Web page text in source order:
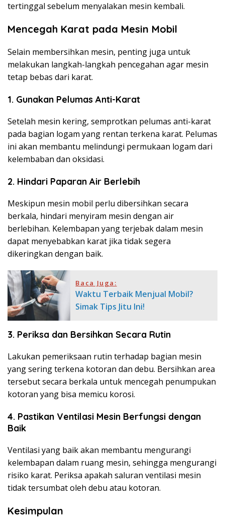
tertinggal sebelum menyalakan mesin kembali.
Mencegah Karat pada Mesin Mobil
Selain membersihkan mesin, penting juga untuk
melakukan langkah-langkah pencegahan agar mesin
tetap bebas dari karat.
1. Gunakan Pelumas Anti-Karat
Setelah mesin kering, semprotkan pelumas anti-karat
pada bagian logam yang rentan terkena karat. Pelumas
ini akan membantu melindungi permukaan logam dari
kelembaban dan oksidasi.
2. Hindari Paparan Air Berlebih
Meskipun mesin mobil perlu dibersihkan secara
berkala, hindari menyiram mesin dengan air
berlebihan. Kelembapan yang terjebak dalam mesin
dapat menyebabkan karat jika tidak segera
dikeringkan dengan baik.
Baca Juga:
Waktu Terbaik Menjual Mobil?
Simak Tips Jitu Ini!
3. Periksa dan Bersihkan Secara Rutin
Lakukan pemeriksaan rutin terhadap bagian mesin
yang sering terkena kotoran dan debu. Bersihkan area
tersebut secara berkala untuk mencegah penumpukan
kotoran yang bisa memicu korosi.
4. Pastikan Ventilasi Mesin Berfungsi dengan
Baik
Ventilasi yang baik akan membantu mengurangi
kelembapan dalam ruang mesin, sehingga mengurangi
risiko karat. Periksa apakah saluran ventilasi mesin
tidak tersumbat oleh debu atau kotoran.
Kesimpulan